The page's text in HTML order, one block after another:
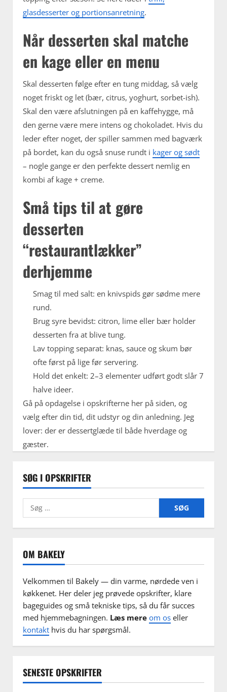
glasdesserter og portionsanretning.
Når desserten skal matche
en kage eller en menu
Skal desserten følge efter en tung middag, så vælg
noget friskt og let (bær, citrus, yoghurt, sorbet-ish).
Skal den være afslutningen på en kaffehygge, må
den gerne være mere intens og chokoladet. Hvis du
leder efter noget, der spiller sammen med bagværk
på bordet, kan du også snuse rundt i kager og sødt
– nogle gange er den perfekte dessert nemlig en
kombi af kage + creme.
Små tips til at gøre
desserten
“restaurantlækker”
derhjemme
Smag til med salt: en knivspids gør sødme mere
rund.
Brug syre bevidst: citron, lime eller bær holder
desserten fra at blive tung.
Lav topping separat: knas, sauce og skum bør
ofte først på lige før servering.
Hold det enkelt: 2–3 elementer udført godt slår 7
halve ideer.
Gå på opdagelse i opskrifterne her på siden, og
vælg efter din tid, dit udstyr og din anledning. Jeg
lover: der er dessertglæde til både hverdage og
gæster.
SØG I OPSKRIFTER
Søg
efter:
OM BAKELY
Velkommen til Bakely — din varme, nørdede ven i
køkkenet. Her deler jeg prøvede opskrifter, klare
bageguides og små tekniske tips, så du får succes
med hjemmebagningen. Læs mere om os eller
kontakt hvis du har spørgsmål.
SENESTE OPSKRIFTER